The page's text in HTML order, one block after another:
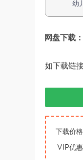
幼
网盘下载：
如下载链
下载价格
VIP优惠